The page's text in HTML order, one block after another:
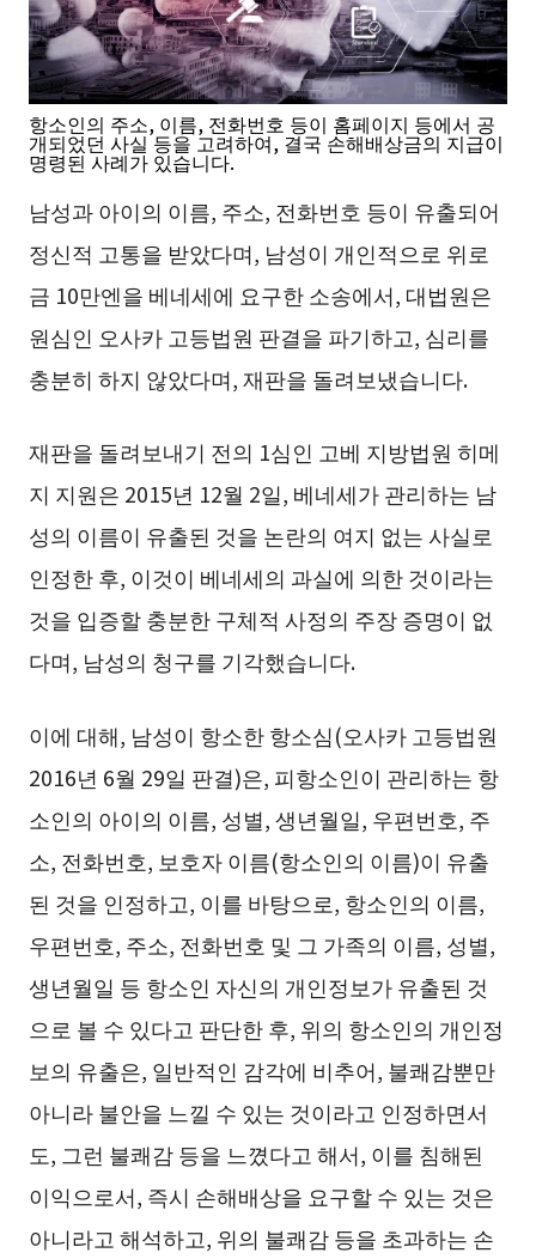
항소인의 주소, 이름, 전화번호 등이 홈페이지 등에서 공
개되었던 사실 등을 고려하여, 결국 손해배상금의 지급이
명령된 사례가 있습니다.
남성과 아이의 이름, 주소, 전화번호 등이 유출되어
정신적 고통을 받았다며, 남성이 개인적으로 위로
금 10만엔을 베네세에 요구한 소송에서, 대법원은
원심인 오사카 고등법원 판결을 파기하고, 심리를
충분히 하지 않았다며, 재판을 돌려보냈습니다.
재판을 돌려보내기 전의 1심인 고베 지방법원 히메
지 지원은 2015년 12월 2일, 베네세가 관리하는 남
성의 이름이 유출된 것을 논란의 여지 없는 사실로
인정한 후, 이것이 베네세의 과실에 의한 것이라는
것을 입증할 충분한 구체적 사정의 주장 증명이 없
다며, 남성의 청구를 기각했습니다.
이에 대해, 남성이 항소한 항소심(오사카 고등법원
2016년 6월 29일 판결)은, 피항소인이 관리하는 항
소인의 아이의 이름, 성별, 생년월일, 우편번호, 주
소, 전화번호, 보호자 이름(항소인의 이름)이 유출
된 것을 인정하고, 이를 바탕으로, 항소인의 이름,
우편번호, 주소, 전화번호 및 그 가족의 이름, 성별,
생년월일 등 항소인 자신의 개인정보가 유출된 것
으로 볼 수 있다고 판단한 후, 위의 항소인의 개인정
보의 유출은, 일반적인 감각에 비추어, 불쾌감뿐만
아니라 불안을 느낄 수 있는 것이라고 인정하면서
도, 그런 불쾌감 등을 느꼈다고 해서, 이를 침해된
이익으로서, 즉시 손해배상을 요구할 수 있는 것은
아니라고 해석하고, 위의 불쾌감 등을 초과하는 손